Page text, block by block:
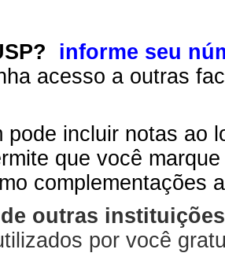
informe seu
acesso a outras
pode incluir notas ao
que você
complementações
outras
por você